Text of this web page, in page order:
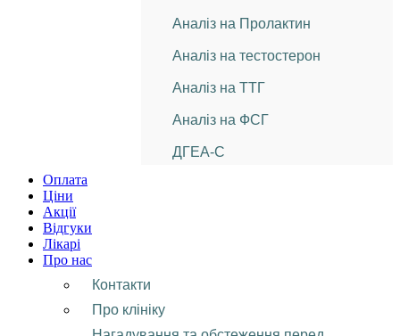
Аналіз на Пролактин
Аналіз на тестостерон
Аналіз на ТТГ
Аналіз на ФСГ
ДГЕА-С
Оплата
Ціни
Акції
Відгуки
Лікарі
Про нас
Контакти
Про клініку